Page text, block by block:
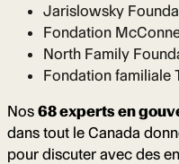
Jarislowsky
Fondation
North Family
Fondation familiale
Nos 68 experts en
dans tout le Canada
pour discuter avec des